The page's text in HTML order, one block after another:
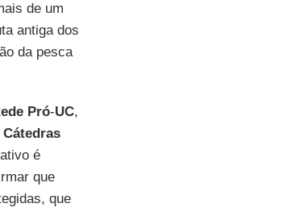
de um
antiga dos
da pesca
Pró-UC,
Cátedras
é
que
que